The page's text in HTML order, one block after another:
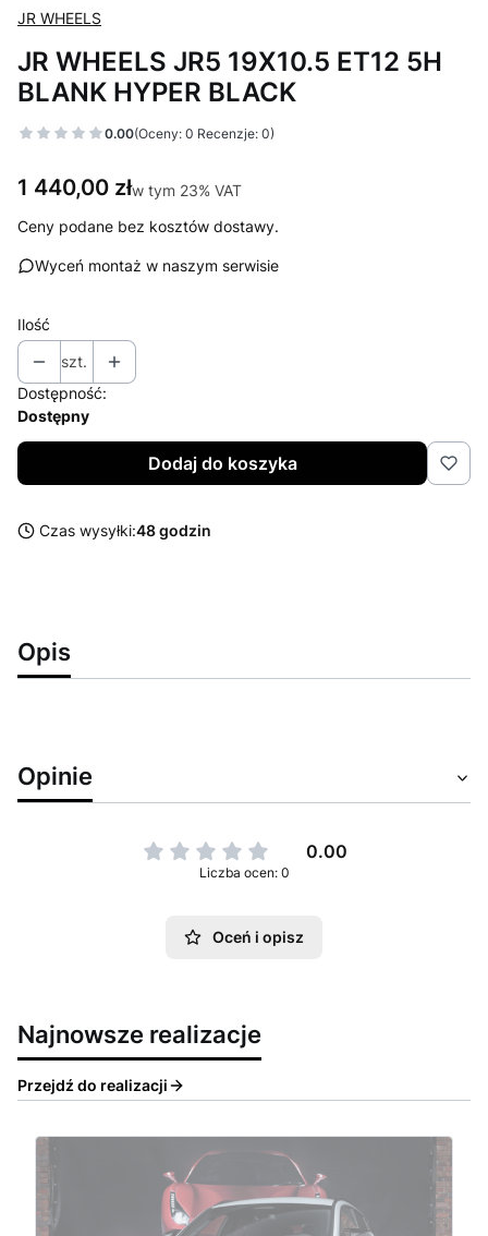
JR WHEELS
JR WHEELS JR5 19X10.5 ET12 5H
BLANK HYPER BLACK
0.00(Oceny: 0 Recenzje: 0)
Cena
1 440,00 złw tym 23% VAT
w tym 23% VAT
Ceny podane bez kosztów dostawy.
Wyceń montaż w naszym serwisie
Ilość
szt.
Dostępność:
Dostępny
Dodaj do koszyka
Czas wysyłki:48 godzin
Opis
Opinie
0.00
Liczba ocen: 0
Oceń i opisz
Najnowsze realizacje
Przejdź do realizacji